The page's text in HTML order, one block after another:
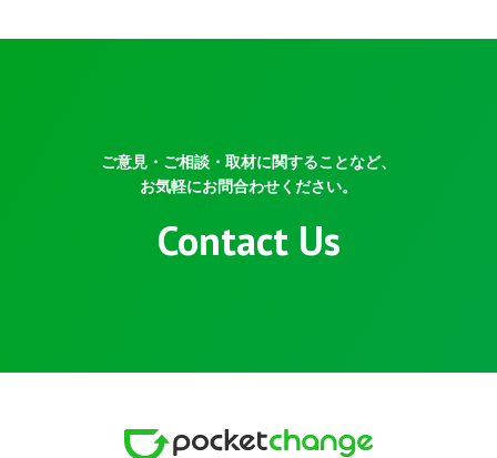
ご意見・ご相談・取材に関することなど、
お気軽にお問合わせください。
Contact Us